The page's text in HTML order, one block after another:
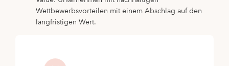
Wettbewerbsvorteilen mit einem Abschlag auf den
langfristigen Wert.